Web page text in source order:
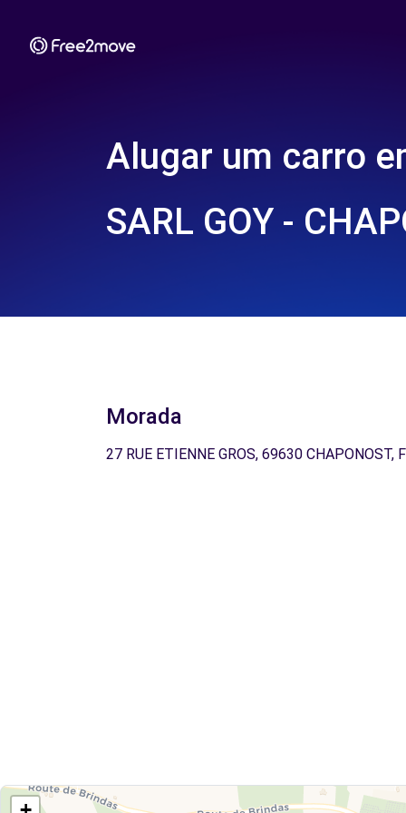
Alugar um carro
SARL GOY -
Morada
27 RUE ETIENNE GROS, 69630 CHAPONOST,